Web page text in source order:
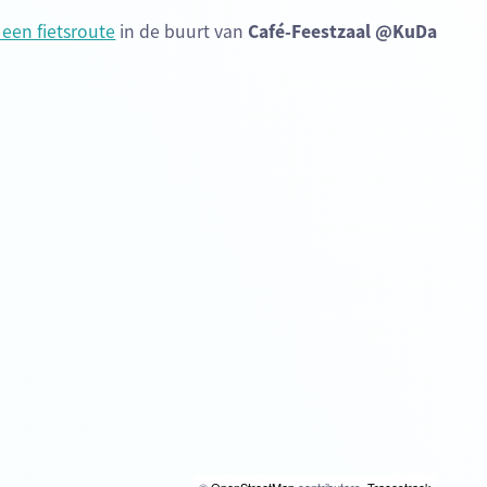
fietsroute in de buurt van Café-Feestzaal @KuDa